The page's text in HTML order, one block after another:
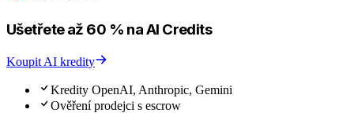
Ušetřete až 60 % na AI Credits
Koupit AI kredity
Kredity OpenAI, Anthropic, Gemini
Ověření prodejci s escrow